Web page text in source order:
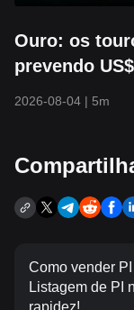
Ouro: os
prevendo
2026-08-04 | 5m
Como vender PI
Listagem de PI
rapidez!